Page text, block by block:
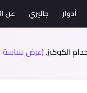
الكوكيز.(عرض سياسة
أدوار جاليري عن